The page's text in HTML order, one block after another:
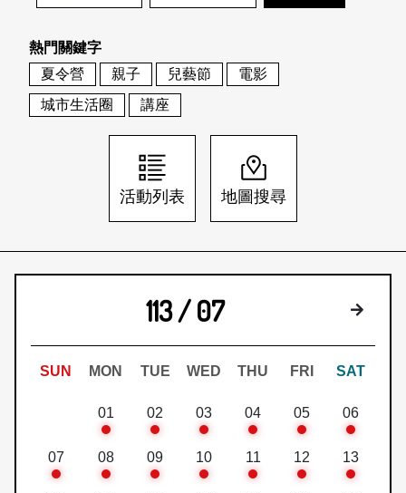
地圖搜尋
關於我們
刊物索取地點
會員基本資料
刊登活動
網站導覽 English
日本語 登入/註冊
熱門關鍵字
夏令營
親子 兒藝節
電影
城市生活圈
講座
活動列表 地圖搜尋
113 / 07 下個月
SUN MON TUE WED THU FRI SAT
01 02 03 04 05 06
07 08 09 10 11 12 13